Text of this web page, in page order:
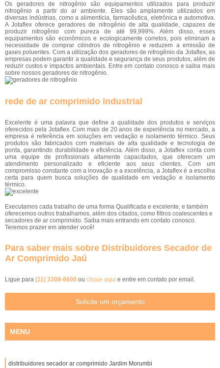
Os geradores de nitrogênio são equipamentos utilizados para produzir
nitrogênio a partir do ar ambiente. Eles são amplamente utilizados em
diversas indústrias, como a alimentícia, farmacêutica, eletrônica e automotiva.
A Jotaflex oferece geradores de nitrogênio de alta qualidade, capazes de
produzir nitrogênio com pureza de até 99,999%. Além disso, esses
equipamentos são econômicos e ecologicamente corretos, pois eliminam a
necessidade de comprar cilindros de nitrogênio e reduzem a emissão de
gases poluentes. Com a utilização dos geradores de nitrogênio da Jotaflex, as
empresas podem garantir a qualidade e segurança de seus produtos, além de
reduzir custos e impactos ambientais. Entre em contato conosco e saiba mais
sobre nossos geradores de nitrogênio.
rede de ar comprimido industrial
Excelente é uma palavra que define a qualidade dos produtos e serviços
oferecidos pela Jotaflex. Com mais de 20 anos de experiência no mercado, a
empresa é referência em soluções em vedação e isolamento térmico. Seus
produtos são fabricados com materiais de alta qualidade e tecnologia de
ponta, garantindo durabilidade e eficiência. Além disso, a Jotaflex conta com
uma equipe de profissionais altamente capacitados, que oferecem um
atendimento personalizado e eficiente aos seus clientes. Com um
compromisso constante com a inovação e a excelência, a Jotaflex é a escolha
certa para quem busca soluções de qualidade em vedação e isolamento
térmico.
Executamos cada trabalho de uma forma Qualificada e excelente, e também
oferecemos outros trabalhamos, além dos citados, como filtros coalescentes e
secadores de ar comprimido. Saiba mais entrando em contato conosco.
Teremos prazer em atender você!
Para saber mais sobre Distribuidores Secador de
Ar Comprimido Jaú
Ligue para (11) 3308-6600 ou clique aqui e entre em contato por email.
Solicite um orçamento
MENU
distribuidores secador ar comprimido Jardim Morumbi